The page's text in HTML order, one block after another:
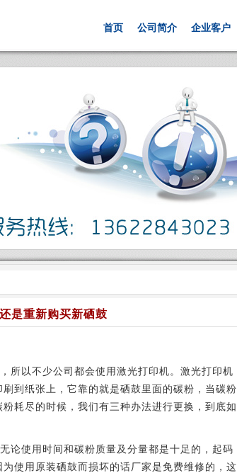
首页 公司简介 企业客户
是重新购买新硒鼓
以不少公司都会使用激光打印机。激光打印机
到纸张上，它靠的就是硒鼓里面的碳粉，当碳粉
耗尽的时候，我们有三种办法进行更换，到底如
使用时间和碳粉质量及分量都是十足的，起码
使用原装硒鼓而损坏的话厂家是免费维修的，这